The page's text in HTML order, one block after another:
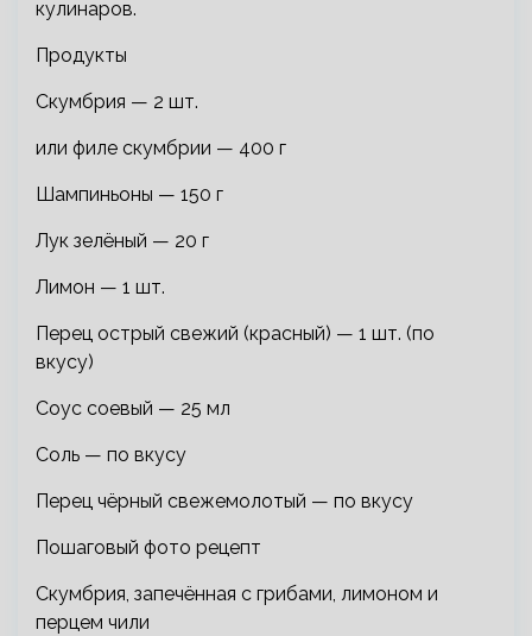
кулинаров.
Продукты
Скумбрия — 2 шт.
или филе скумбрии — 400 г
Шампиньоны — 150 г
Лук зелёный — 20 г
Лимон — 1 шт.
Перец острый свежий (красный) — 1 шт. (по
вкусу)
Соус соевый — 25 мл
Соль — по вкусу
Перец чёрный свежемолотый — по вкусу
Пошаговый фото рецепт
Скумбрия, запечённая с грибами, лимоном и
перцем чили